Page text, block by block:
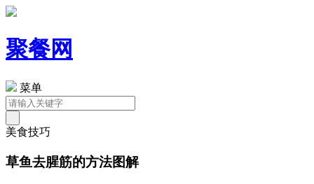
聚餐网
菜单
美食技巧
草鱼去腥筋的方法图解